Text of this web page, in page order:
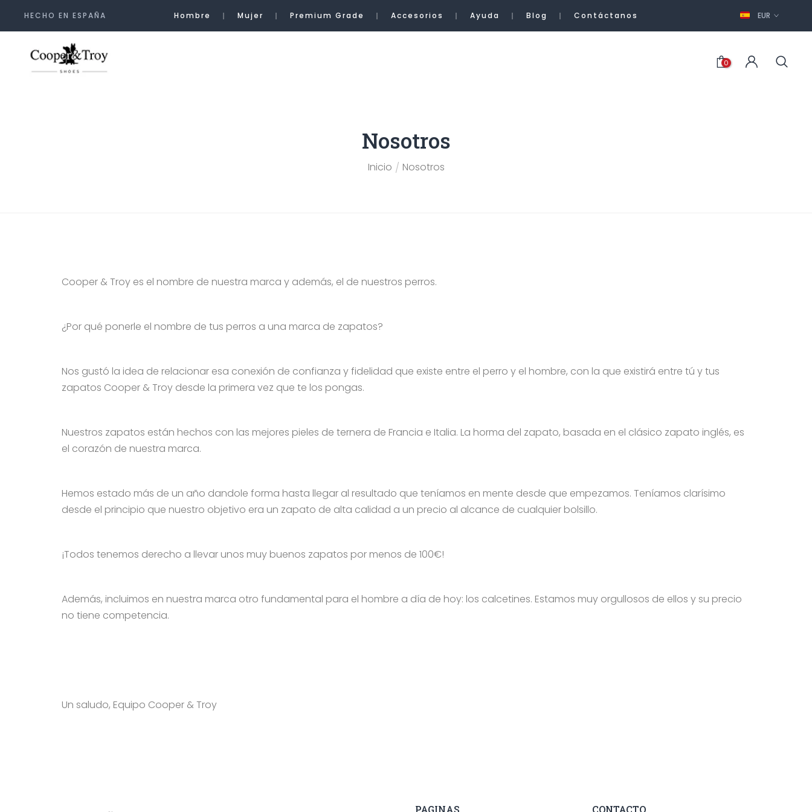
Skip
to
content
HECHO EN ESPAÑA Hombre Mujer Premium Grade Accesorios Ayuda Blog Contáctanos EUR
0
Nosotros
Inicio / Nosotros
Cooper & Troy es el nombre de nuestra marca y además, el de nuestros perros.
¿Por qué ponerle el nombre de tus perros a una marca de zapatos?
Nos gustó la idea de relacionar esa conexión de confianza y fidelidad que existe entre el perro y el hombre, con la que existirá entre tú y tus
zapatos Cooper & Troy desde la primera vez que te los pongas.
Nuestros zapatos están hechos con las mejores pieles de ternera de Francia e Italia. La horma del zapato, basada en el clásico zapato inglés, es
el corazón de nuestra marca.
Hemos estado más de un año dandole forma hasta llegar al resultado que teníamos en mente desde que empezamos. Teníamos clarísimo
desde el principio que nuestro objetivo era un zapato de alta calidad a un precio al alcance de cualquier bolsillo.
¡Todos tenemos derecho a llevar unos muy buenos zapatos por menos de 100€!
Además, incluimos en nuestra marca otro fundamental para el hombre a día de hoy: los calcetines. Estamos muy orgullosos de ellos y su precio
no tiene competencia.
Un saludo, Equipo Cooper & Troy
PAGINAS CONTACTO